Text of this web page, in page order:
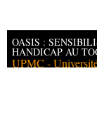
OASIS :
HANDICAP AU
UPMC -